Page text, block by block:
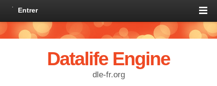
Entrer
Datalife Engine
dle-fr.org